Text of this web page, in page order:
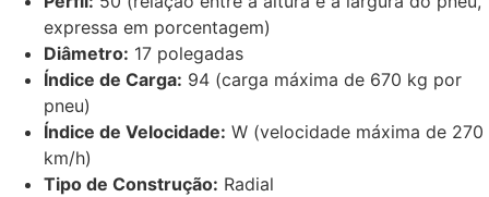
expressa em porcentagem)
Diâmetro: 17 polegadas
Índice de Carga: 94 (carga máxima de 670 kg por
pneu)
Índice de Velocidade: W (velocidade máxima de 270
km/h)
Tipo de Construção: Radial